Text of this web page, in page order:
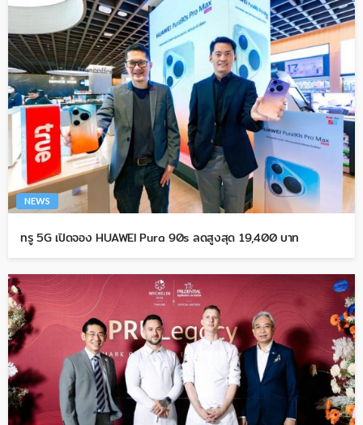
NEWS
ทรู 5G เปิดจอง HUAWEI Pura 90s ลดสูงสุด 19,400 บาท